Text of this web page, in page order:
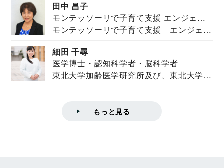
田中 昌子
モンテッソーリで子育て支援 エンジェル
ズハウス研究所所長
モンテッソーリで子育て支援 エンジェル
細田 千尋
医学博士・認知科学者・脳科学者
東北大学加齢医学研究所及び、東北大学大
もっと見る